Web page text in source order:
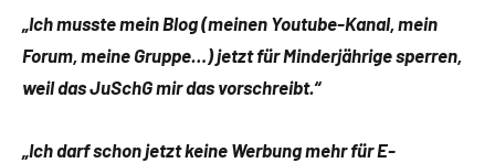
„Ich musste mein Blog (meinen Youtube-Kanal, mein
Forum, meine Gruppe…) jetzt für Minderjährige sperren,
weil das JuSchG mir das vorschreibt.“
„Ich darf schon jetzt keine Werbung mehr für E-